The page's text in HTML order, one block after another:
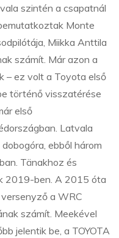
szintén a csapatnál
Monte
Miikka Anttila
számít. Már azon a
– ez volt a Toyota első
történő visszatérése
első
Latvala
ebből három
Tänakhoz és
2019-ben. A 2015 óta
a WRC
számít. Meekével
jelentik be, a TOYOTA